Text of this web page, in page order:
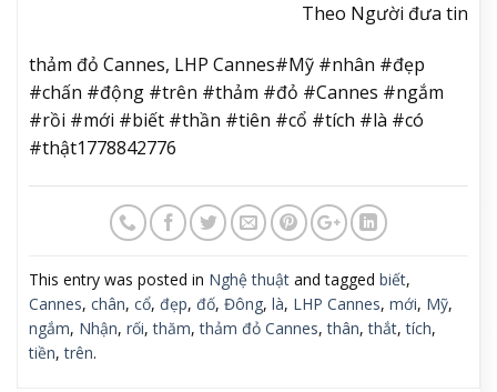
Theo Người đưa tin
thảm đỏ Cannes, LHP Cannes#Mỹ #nhân #đẹp
#chấn #động #trên #thảm #đỏ #Cannes #ngắm
#rồi #mới #biết #thần #tiên #cổ #tích #là #có
#thật1778842776
This entry was posted in Nghệ thuật and tagged biết,
Cannes, chân, cổ, đẹp, đố, Đông, là, LHP Cannes, mới, Mỹ,
ngắm, Nhận, rối,thăm,thảm đỏ Cannes,thân,thắt,tích,
tiền,trên.